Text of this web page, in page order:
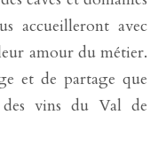
accueilleront avec
amour du métier.
et de partage que
des vins du Val de